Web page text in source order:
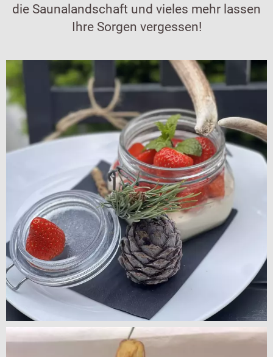
die Saunalandschaft und vieles mehr lassen
Ihre Sorgen vergessen!